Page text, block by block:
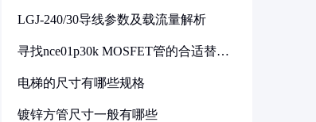
LGJ-240/30导线参数及载流量解析
寻找nce01p30k MOSFET管的合适替代
电梯的尺寸有哪些规格
镀锌方管尺寸一般有哪些